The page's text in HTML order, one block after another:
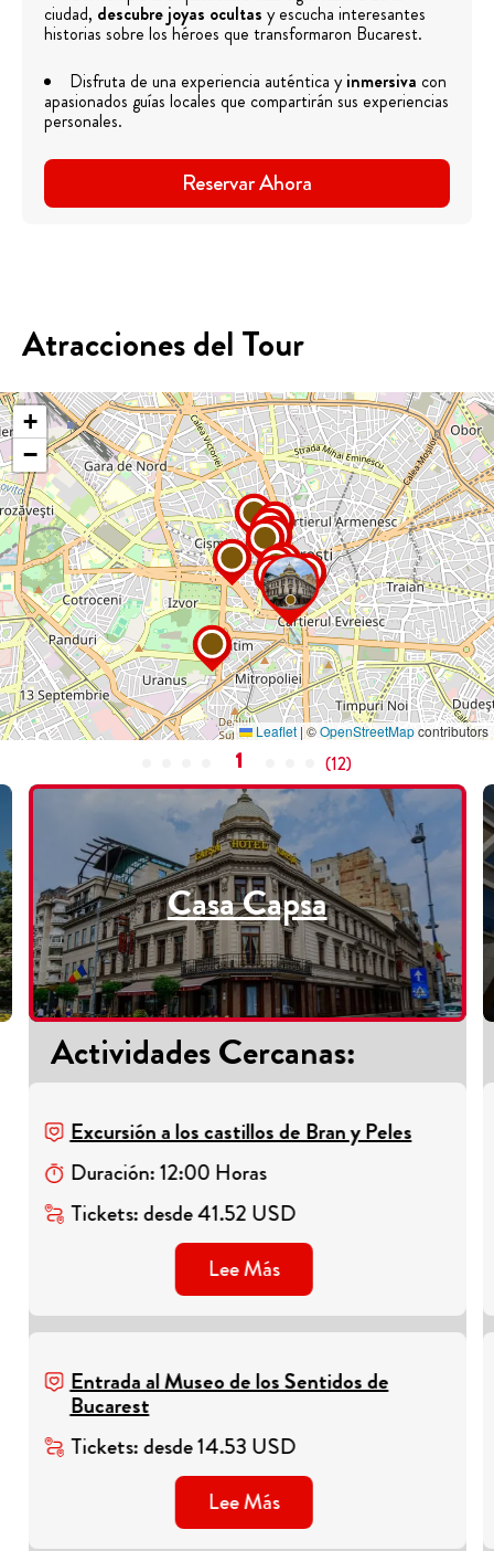
ciudad, descubre joyas ocultas y escucha interesantes
historias sobre los héroes que transformaron Bucarest.
Disfruta de una experiencia auténtica yinmersiva con
apasionados guías locales que compartirán sus experiencias
personales.
Reservar Ahora
Atracciones del Tour
+
−
Leaflet | ©OpenStreetMapcontributors
1 (12)
Casa Capsa
Actividades Cercanas:
Excursión a los castillos de Bran y Peles
Duración:12:00 Horas
Tickets:desde41.52 USD
Lee Más
Entrada al Museo de los Sentidos de
Bucarest
Tickets:desde14.53 USD
Lee Más